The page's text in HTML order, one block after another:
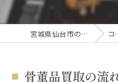
宮城県仙台市の出張買取なら鑑定堂 コラム
骨董品買取の流